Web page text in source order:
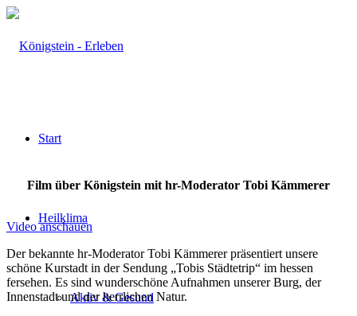
Start
Heilklima
Aktiv & Gesund
Film über Königstein mit hr-Moderator Tobi Kämmerer
Video anschauen
Der bekannte hr-Moderator Tobi Kämmerer präsentiert unsere
schöne Kurstadt in der Sendung „Tobis Städtetrip“ im hessen
fersehen. Es sind wunderschöne Aufnahmen unserer Burg, der
Innenstadt und der herrlichen Natur.